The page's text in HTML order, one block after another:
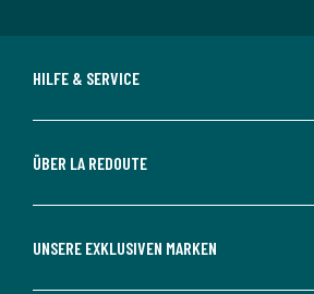
HILFE & SERVICE
ÜBER LA REDOUTE
UNSERE EXKLUSIVEN MARKEN